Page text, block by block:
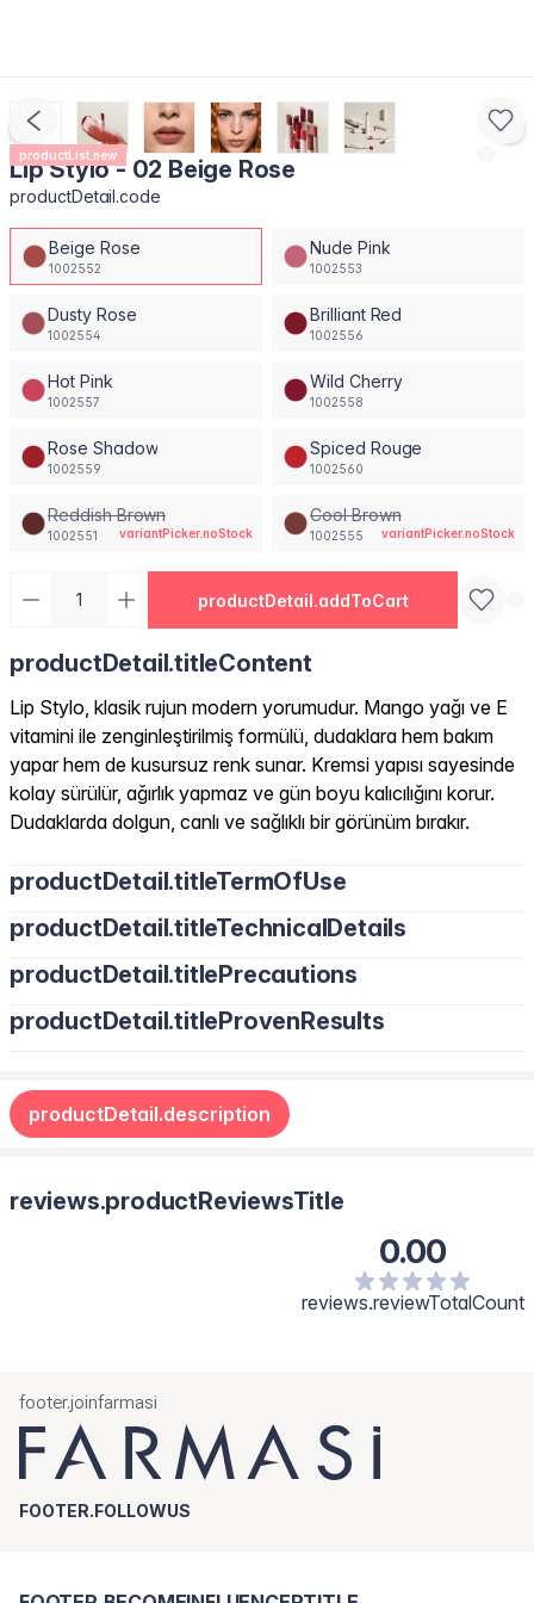
productList.new
Lip Stylo - 02 Beige Rose
productDetail.code
Beige Rose
1002552
Nude Pink
1002553
Dusty Rose
1002554
Brilliant Red
1002556
Hot Pink
1002557
Wild Cherry
1002558
Rose Shadow
1002559
Spiced Rouge
1002560
Reddish Brown
1002551 variantPicker.noStock
Cool Brown
1002555 variantPicker.noStock
productDetail.addToCart
productDetail.titleContent
Lip Stylo, klasik rujun modern yorumudur. Mango yağı ve E
vitamini ile zenginleştirilmiş formülü, dudaklara hem bakım
yapar hem de kusursuz renk sunar. Kremsi yapısı sayesinde
kolay sürülür, ağırlık yapmaz ve gün boyu kalıcılığını korur.
Dudaklarda dolgun, canlı ve sağlıklı bir görünüm bırakır.
productDetail.titleTermOfUse
productDetail.titleTechnicalDetails
productDetail.titlePrecautions
productDetail.titleProvenResults
productDetail.description
reviews.productReviewsTitle
0.00
reviews.reviewTotalCount
footer.joinfarmasi
FOOTER.FOLLOWUS